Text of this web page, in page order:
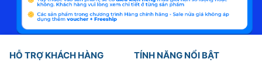
HỖ TRỢ KHÁCH HÀNG
TÍNH NĂNG NỔI BẬT